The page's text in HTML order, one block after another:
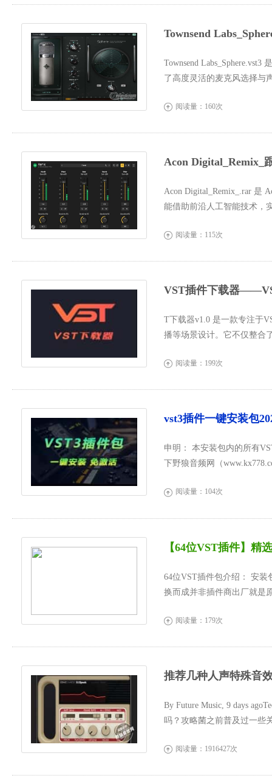
Townsend
Townsend
了高度灵活的麦克风选择与
 阅读量：160次
Acon Digital_Remix_
Acon Digital_Remix_.rar 是
能借助前沿人工智能技术，
 阅读量：115次
VST插件下载器
T下载器v1.0 是一款专注于
播等场景设计。它不仅整合
 阅读量：199次
vst3插件一键安装包
申明： 本安装包内的所有
下野狼音频网（
 阅读量：104次
【64位VST插件】精
64位VST插件包介绍： 安装
换而成并非插件商出厂就是
 阅读量：179次
推荐几种人声特殊音
By Future Music, 9 days
吗？攻略菌之前普及过一些
 阅读量：1916427次